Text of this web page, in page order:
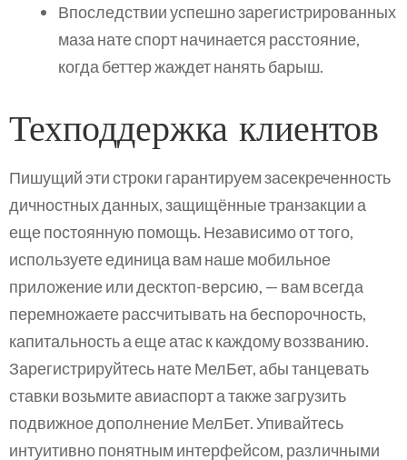
Впоследствии успешно зарегистрированных
маза нате спорт начинается расстояние,
когда беттер жаждет нанять барыш.
Техподдержка клиентов
Пишущий эти строки гарантируем засекреченность
дичностных данных, защищённые транзакции а
еще постоянную помощь. Независимо от того,
используете единица вам наше мобильное
приложение или десктоп-версию, — вам всегда
перемножаете рассчитывать на беспорочность,
капитальность а еще атас к каждому воззванию.
Зарегистрируйтесь нате МелБет, абы танцевать
ставки возьмите авиаспорт а также загрузить
подвижное дополнение МелБет. Упивайтесь
интуитивно понятным интерфейсом, различными